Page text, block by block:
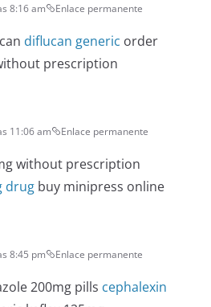
8:16 am Enlace permanente
diflucan generic order
prescription
11:06 am Enlace permanente
without prescription
drug buy minipress online
8:45 pm Enlace permanente
200mg pills cephalexin